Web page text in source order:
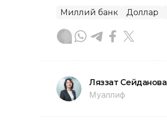
Миллий банк Доллар
Ляззат Сейданова
Муаллиф